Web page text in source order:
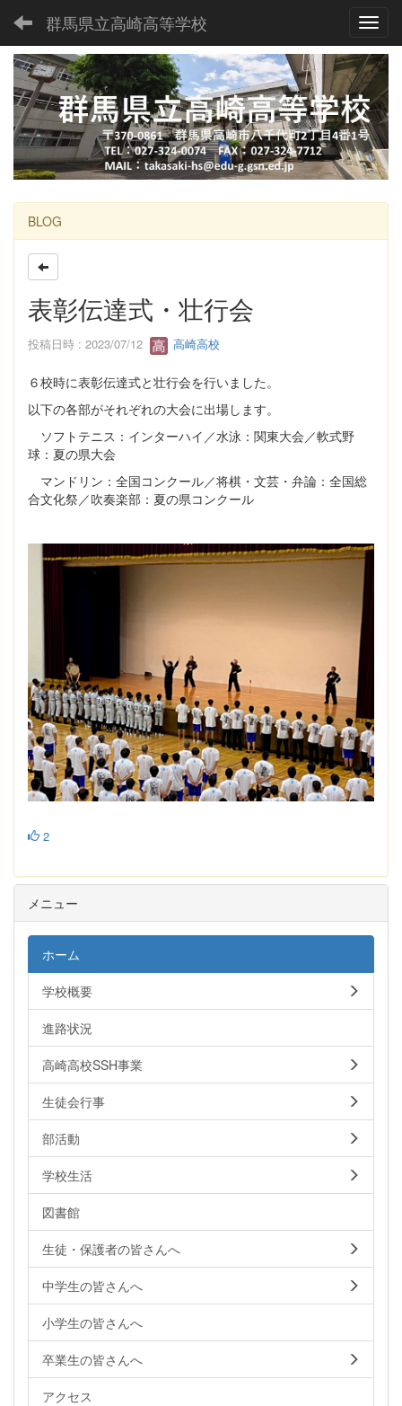
群馬県立高崎高等学校
BLOG
表彰伝達式・壮行会
投稿日時 : 2023/07/12 高崎高校
６校時に表彰伝達式と壮行会を行いました。
以下の各部がそれぞれの大会に出場します。
ソフトテニス：インターハイ／水泳：関東大会／軟式野
球：夏の県大会
マンドリン：全国コンクール／将棋・文芸・弁論：全国総
合文化祭／吹奏楽部：夏の県コンクール
2
メニュー
ホーム
学校概要
進路状況
高崎高校SSH事業
生徒会行事
部活動
学校生活
図書館
生徒・保護者の皆さんへ
中学生の皆さんへ
小学生の皆さんへ
卒業生の皆さんへ
アクセス